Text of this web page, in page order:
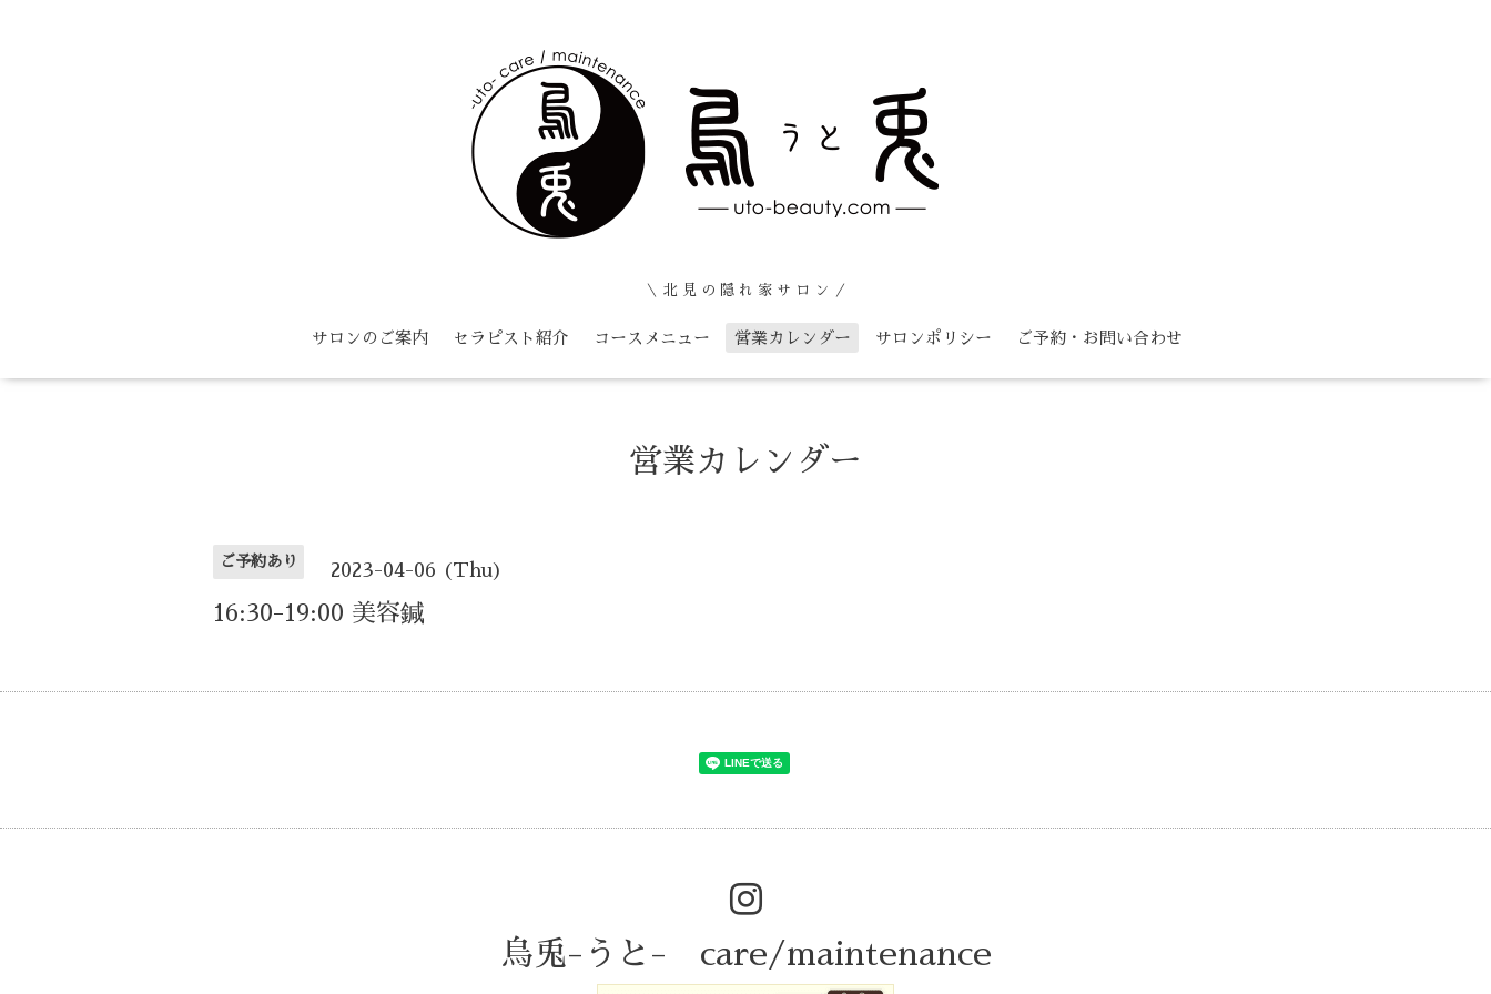
＼ 北 見 の 隠 れ 家 サ ロ ン ／
サロンのご案内 セラピスト紹介 コースメニュー 営業カレンダー サロンポリシー ご予約・お問い合わせ
営業カレンダー
ご予約あり 2023-04-06 (Thu)
16:30-19:00 美容鍼
烏兎-うと- care/maintenance